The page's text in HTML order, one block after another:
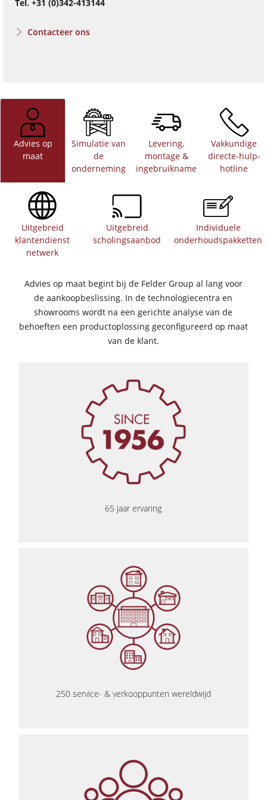
Tel. +31 (0)342-413144
Contacteer ons
Advies op
maat
Simulatie van
de
onderneming
Levering,
montage &
ingebruikname
Vakkundige
directe-hulp-
hotline
Uitgebreid
klantendienst
netwerk
Uitgebreid
scholingsaanbod
Individuele
onderhoudspakketten
Advies op maat begint bij de Felder Group al lang voor
de aankoopbeslissing. In de technologiecentra en
showrooms wordt na een gerichte analyse van de
behoeften een productoplossing geconfigureerd op maat
van de klant.
65 jaar ervaring
250 service- & verkooppunten wereldwijd